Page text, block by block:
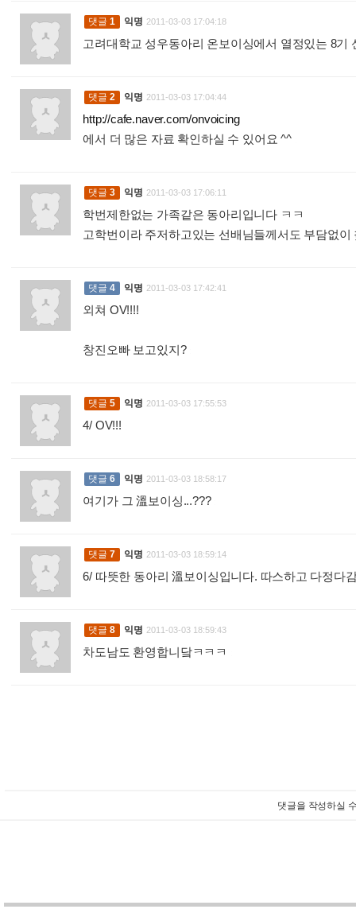
댓글 1 익명 2011-03-03 17:04:18
고려대학교 성우동아리 온보이싱에서 열정있는 8기
댓글 2 익명 2011-03-03 17:04:44
http://cafe.naver.com/onvoicing
에서 더 많은 자료 확인하실 수 있어요 ^^
댓글 3 익명 2011-03-03 17:06:11
학번제한없는 가족같은 동아리입니다 ㅋㅋ
고학번이라 주저하고있는 선배님들께서도 부담없
댓글 4 익명 2011-03-03 17:42:41
외쳐 OV!!!!
창진오빠 보고있지?
댓글 5 익명 2011-03-03 17:55:53
4/ OV!!!
댓글 6 익명 2011-03-03 18:58:17
여기가 그 溫보이싱...???
댓글 7 익명 2011-03-03 18:59:14
6/ 따뜻한 동아리 溫보이싱입니다. 따스하고 다정다
댓글 8 익명 2011-03-03 18:59:43
차도남도 환영합니닼ㅋㅋㅋ
댓글을 작성하실